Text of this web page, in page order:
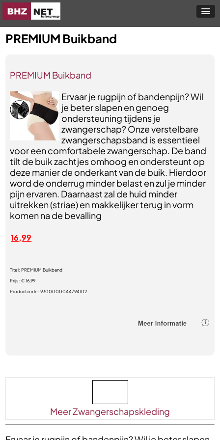
PREMIUM Buikband
PREMIUM Buikband
Ervaar je rugpijn of bandenpijn? Wil
je beter slapen en genoeg
ondersteuning tijdens je
zwangerschap? Onze verstelbare
zwangerschapsband is essentieel
voor een comfortabele zwangerschap. De band
tilt de buik zachtjes omhoog en ondersteunt op
deze manier de onderkant van de buik. Hierdoor
word de onderrug minder belast en zul je minder
pijn ervaren. Daarnaast zal de huid minder
uitrekken (striae) en makkelijker terug in vorm
komen na de bevalling
16,99
Titel:PREMIUM Buikband
Prijs:€ 16,99
Productcode:9300000044794102
Meer Zwangerschapskleding